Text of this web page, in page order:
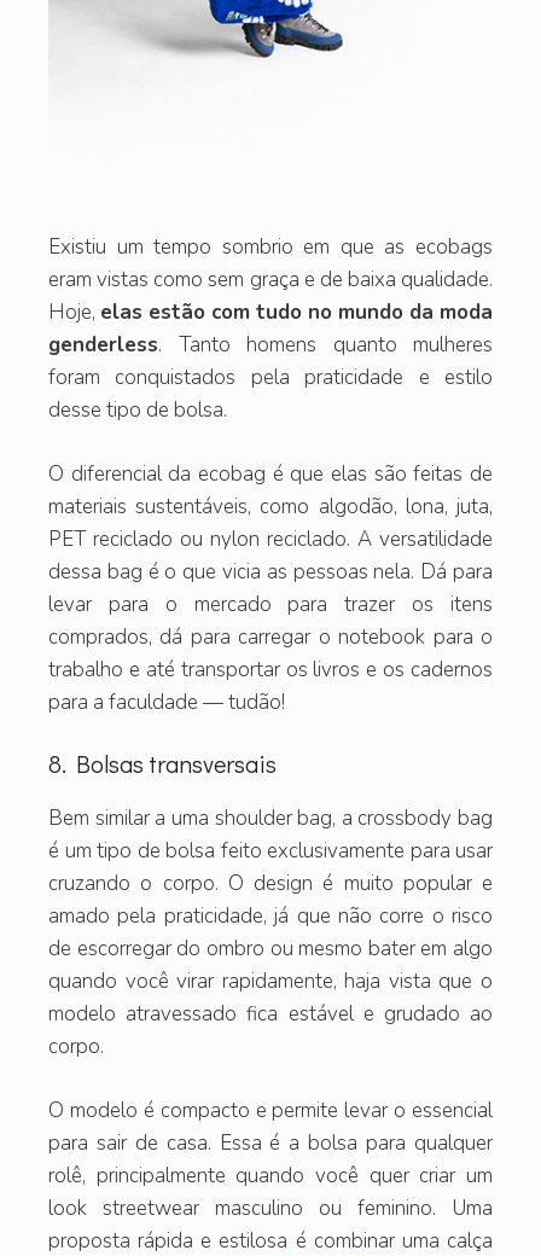
Existiu um tempo sombrio em que as ecobags
eram vistas como sem graça e de baixa qualidade.
Hoje, elas estão com tudo no mundo da moda
genderless. Tanto homens quanto mulheres
foram conquistados pela praticidade e estilo
desse tipo de bolsa.
O diferencial da ecobag é que elas são feitas de
materiais sustentáveis, como algodão, lona, juta,
PET reciclado ou nylon reciclado. A versatilidade
dessa bag é o que vicia as pessoas nela. Dá para
levar para o mercado para trazer os itens
comprados, dá para carregar o notebook para o
trabalho e até transportar os livros e os cadernos
para a faculdade — tudão!
8. Bolsas transversais
Bem similar a uma shoulder bag, a crossbody bag
é um tipo de bolsa feito exclusivamente para usar
cruzando o corpo. O design é muito popular e
amado pela praticidade, já que não corre o risco
de escorregar do ombro ou mesmo bater em algo
quando você virar rapidamente, haja vista que o
modelo atravessado fica estável e grudado ao
corpo.
O modelo é compacto e permite levar o essencial
para sair de casa. Essa é a bolsa para qualquer
rolê, principalmente quando você quer criar um
look streetwear masculino ou feminino. Uma
proposta rápida e estilosa é combinar uma calça